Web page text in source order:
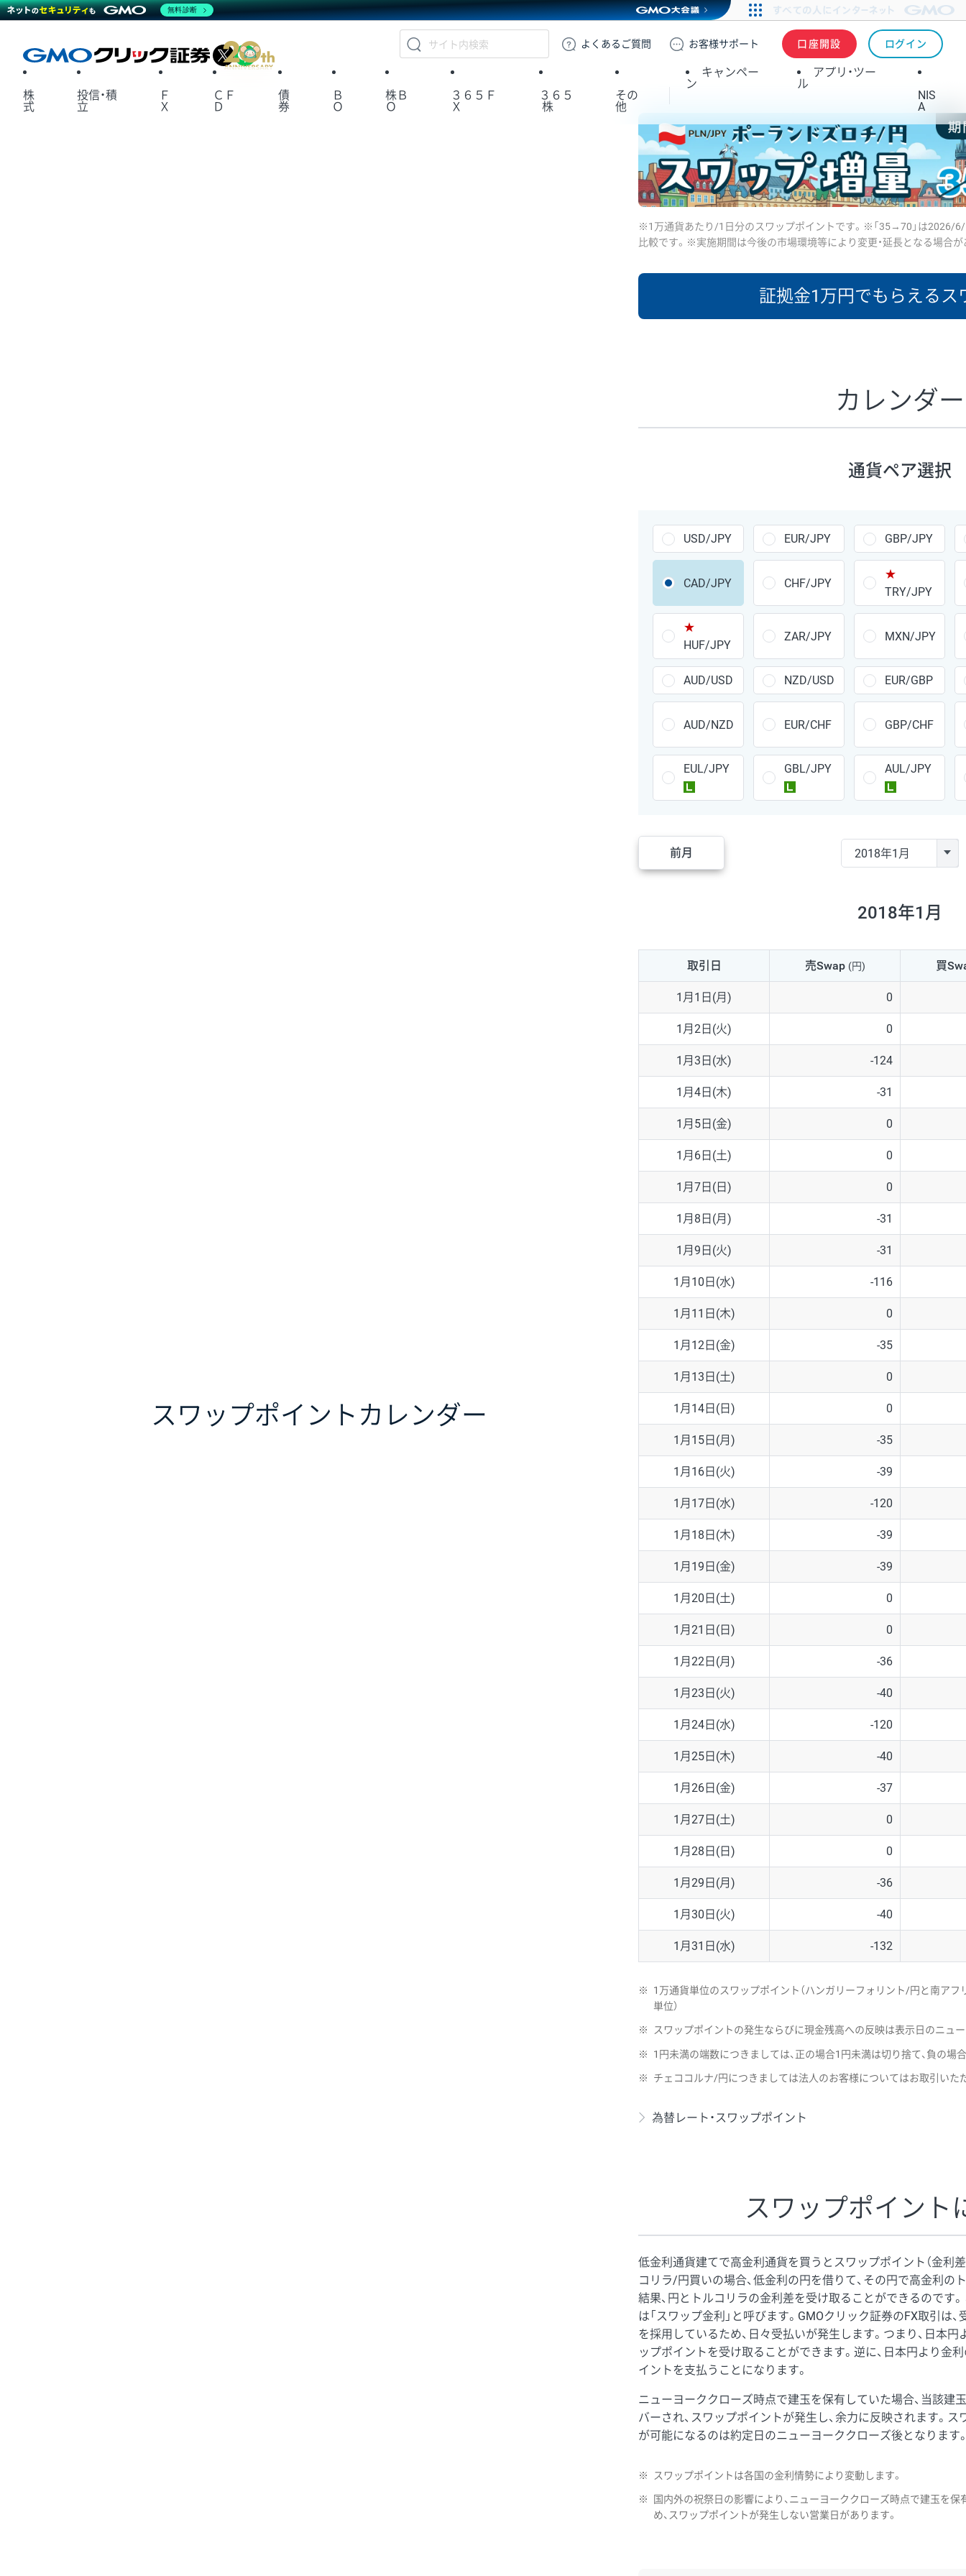
GMOクリック証券
よくある ご質問 お客様サポート 口座開設 ログイン
X
株
式
投信・積
立
Ｆ
Ｘ
ＣＦ
Ｄ
債
券
Ｂ
Ｏ
株Ｂ
Ｏ
３６５Ｆ
Ｘ
３６５
株
その
他
キャンペー
ン
アプリ・ツー
ル
NIS
A
スワップポイント カレンダー
※1万通貨あたり/1日分のスワップポイントです。※「35→70」は2026/6/
比較です。※実施期間は今後の市場環境等により変更・延長となる場合が
証拠金1万円でもらえるス
あたりの
ポイント
GBP/JPY 170円
AUD/JPY 106円
NZD/JPY 28円
CAD/JPY 38円
CHF/JPY 34円
PLN/JPY 35円
HUF/JPY 16円
ZAR/JPY 130円
MXN/JPY 140円
AUD/USD
NZD/USD 41円
EUR/GBP 71円
EUR/AUD 103円
GBP/AUD 43円
AUD/NZD 66円
EUR/CHF 111円
GBP/CHF 220円
USD/CHF 160円
※2026/6/30の当社のスワップポイントおよび、同日の為替レートに
※取引証拠金は同日の当社為替レート（ニューヨーククローズ・MIDレ
※ハンガリーフォリント/円と南アフリカランド/円とメキシコペソ/
カレンダー
通貨ペア選択
USD/JPY EUR/JPY GBP/JPY
CAD/JPY CHF/JPY
★
TRY/JPY
★
HUF/JPY
ZAR/JPY MXN/JPY
AUD/USD NZD/USD EUR/GBP
AUD/NZD EUR/CHF GBP/CHF
EUL/JPY
GBL/JPY
AUL/JPY
前月
2018年1月
取引日 売Swap (円) 買
1月1日(月) 0
1月2日(火) 0
1月3日(水) -124
1月4日(木) -31
1月5日(金) 0
1月6日(土) 0
1月7日(日) 0
1月8日(月) -31
1月9日(火) -31
1月10日(水) -116
1月11日(木) 0
1月12日(金) -35
1月13日(土) 0
1月14日(日) 0
1月15日(月) -35
1月16日(火) -39
1月17日(水) -120
1月18日(木) -39
1月19日(金) -39
1月20日(土) 0
1月21日(日) 0
1月22日(月) -36
1月23日(火) -40
1月24日(水) -120
1月25日(木) -40
1月26日(金) -37
1月27日(土) 0
1月28日(日) 0
1月29日(月) -36
1月30日(火) -40
1月31日(水) -132
※
1万通貨単位のスワップポイント（ハンガリーフォリント/円と南ア
単位）
※ スワップポイントの発生ならびに現金残高への反映は表示日のニュ
※ 1円未満の端数につきましては、正の場合1円未満は切り捨て、負の場
※ チェココルナ/円につきましては法人のお客様についてはお取引いた
為替レート・スワップポイント
スワップポイント
低金利通貨建てで高金利通貨を買うとスワップポイント（金利
コリラ/円買いの場合、低金利の円を借りて、その円で高金利の
結果、円とトルコリラの金利差を受け取ることができるのです
は「スワップ金利」と呼びます。GMOクリック証券のFX取引は
を採用しているため、日々受払いが発生します。つまり、日本
ップポイントを受け取ることができます。逆に、日本円より金
イントを支払うことになります。
ニューヨーククローズ時点で建玉を保有していた場合、当該建
バーされ、スワップポイントが発生し、余力に反映されます。
が可能になるのは約定日のニューヨーククローズ後となります
※ スワップポイントは各国の金利情勢により変動します。
※
国内外の祝祭日の影響により、ニューヨーククローズ時点で建玉を
め、スワップポイントが発生しない営業日があります。
無料診断